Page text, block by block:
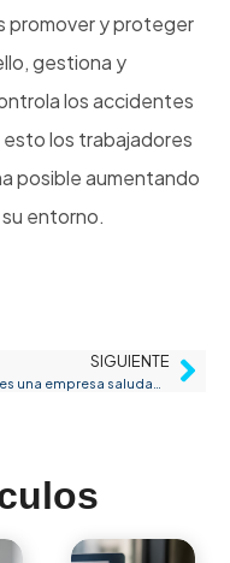
promover y proteger
gestiona y
los accidentes
los trabajadores
posible aumentando
entorno.
SIGUIENTE